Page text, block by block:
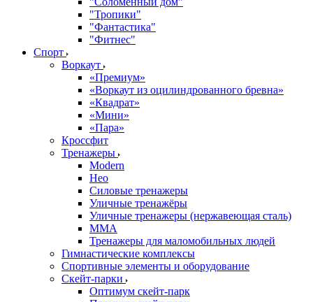
"Тропики"
"Фантастика"
"Фитнес"
Спорт
Воркаут
«Премиум»
«Воркаут из оцилиндрованного бревна»
«Квадрат»
«Мини»
«Пара»
Кроссфит
Тренажеры
Modern
Нео
Силовые тренажеры
Уличные тренажёры
Уличные тренажеры (нержавеющая сталь)
ММА
Тренажеры для маломобильных людей
Гимнастические комплексы
Спортивные элементы и оборудование
Скейт-парки
Оптимум скейт-парк